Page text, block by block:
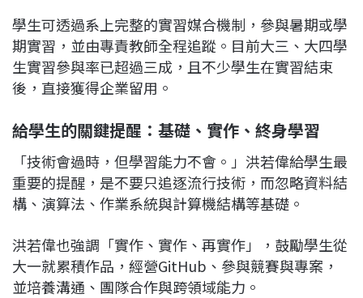
學生可透過系上完整的實習媒合機制，參與暑期或學
期實習，並由專責教師全程追蹤。目前大三、大四學
生實習參與率已超過三成，且不少學生在實習結束
後，直接獲得企業留用。
給學生的關鍵提醒：基礎、實作、終身學習
「技術會過時，但學習能力不會。」洪若偉給學生最
重要的提醒，是不要只追逐流行技術，而忽略資料結
構、演算法、作業系統與計算機結構等基礎。
洪若偉也強調「實作、實作、再實作」，鼓勵學生從
大一就累積作品，經營GitHub、參與競賽與專案，
並培養溝通、團隊合作與跨領域能力。